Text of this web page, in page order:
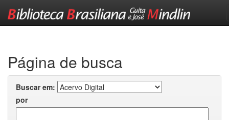
Página de busca
Buscar em:
por